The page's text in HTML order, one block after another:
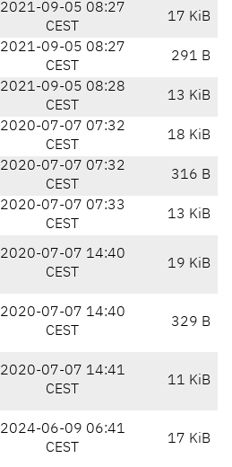
2021-09-05 08:27
CEST
17 KiB
2021-09-05 08:27
CEST
291 B
2021-09-05 08:28
CEST
13 KiB
2020-07-07 07:32
CEST
18 KiB
2020-07-07 07:32
CEST
316 B
2020-07-07 07:33
CEST
13 KiB
2020-07-07 14:40
CEST
19 KiB
2020-07-07 14:40
CEST
329 B
2020-07-07 14:41
CEST
11 KiB
2024-06-09 06:41
CEST
17 KiB